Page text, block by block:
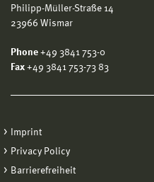
Philipp-Müller-Straße 14
23966 Wismar
Phone +49 3841 753-0
Fax +49 3841 753-73 83
Imprint
Privacy Policy
Barrierefreiheit